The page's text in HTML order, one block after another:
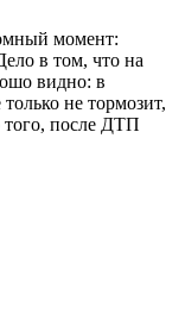
момент:
в том, что на
видно: в
не тормозит,
того, после ДТП